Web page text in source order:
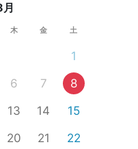
木 金 土
1
6 7
8
13 14
15
20 21
22